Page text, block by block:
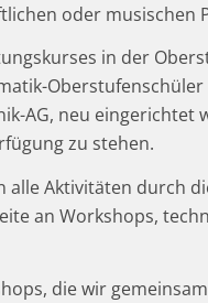
oder musischen
in der
AG, neu eingerichtet
zu stehen.
Aktivitäten durch
an Workshops,
die wir